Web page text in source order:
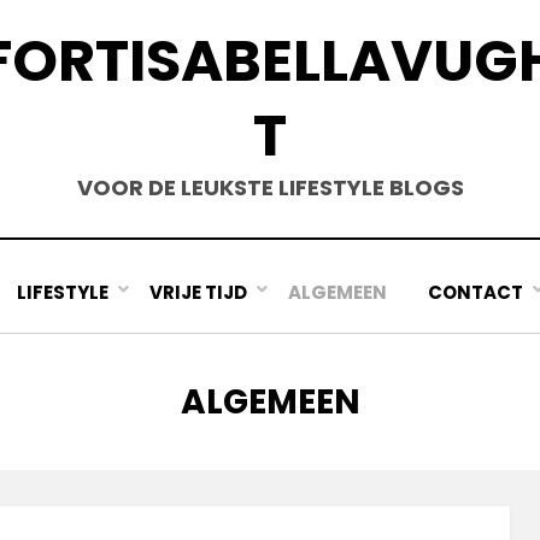
T
VOOR DE LEUKSTE LIFESTYLE BLOGS
LIFESTYLE VRIJE TIJD ALGEMEEN CONTACT
CATEGORY
:
ALGEMEEN